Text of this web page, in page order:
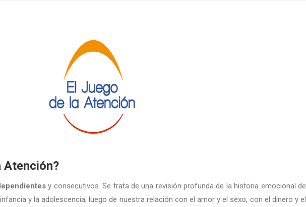
Atención?
y consecutivos. Se trata de una revisión profunda de la historia emocional de
y la adolescencia; luego de nuestra relación con el amor y el sexo, con el dinero y el